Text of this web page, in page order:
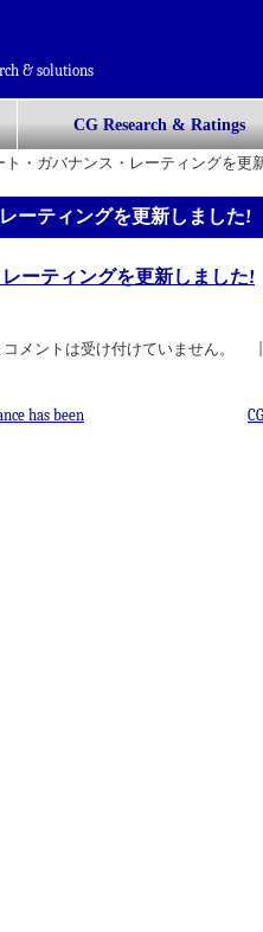
& solutions
CG Research & Ratings
ト・ガバナンス・レーティングを更
ーティングを更新しました!
ーティングを更新しました!
メントは受け付けていません。
has been